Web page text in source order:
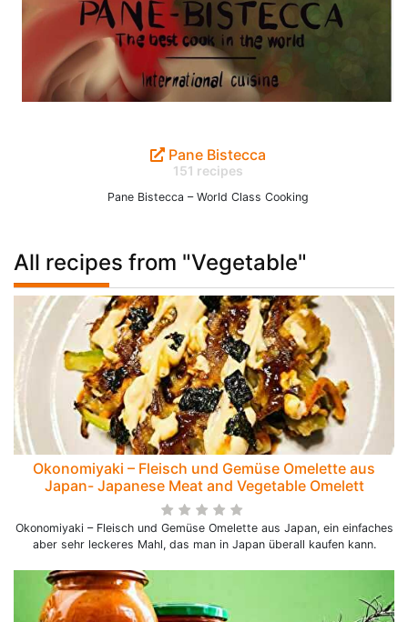
Pane Bistecca
151 recipes
Pane Bistecca – World Class Cooking
All recipes from "Vegetable"
Okonomiyaki – Fleisch und Gemüse Omelette aus
Japan- Japanese Meat and Vegetable Omelett
Okonomiyaki – Fleisch und Gemüse Omelette aus Japan, ein einfaches
aber sehr leckeres Mahl, das man in Japan überall kaufen kann.